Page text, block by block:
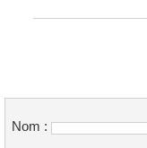
Nom :